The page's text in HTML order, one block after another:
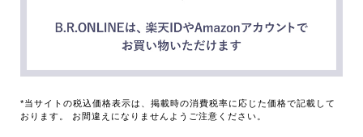
*当サイトの税込価格表示は、掲載時の消費税率に応じた価格で記載して
おります。 お間違えになりませんようご注意ください。